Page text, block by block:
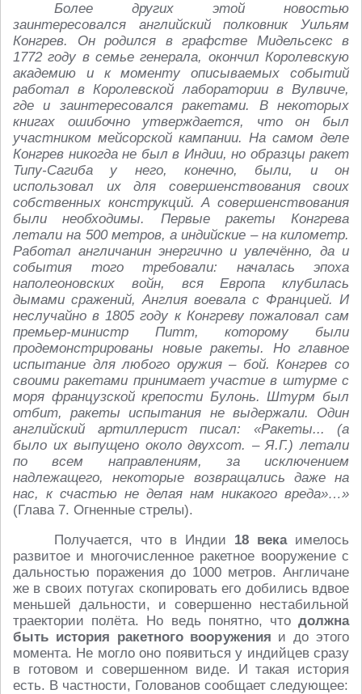
Более других этой новостью
заинтересовался английский полковник Уильям
Конгрев. Он родился в графстве Мидельсекс в
1772 году в семье генерала, окончил Королевскую
академию и к моменту описываемых событий
работал в Королевской лаборатории в Вулвиче,
где и заинтересовался ракетами. В некоторых
книгах ошибочно утверждается, что он был
участником мейсорской кампании. На самом деле
Конгрев никогда не был в Индии, но образцы ракет
Типу-Сагиба у него, конечно, были, и он
использовал их для совершенствования своих
собственных конструкций. А совершенствования
были необходимы. Первые ракеты Конгрева
летали на 500 метров, а индийские – на километр.
Работал англичанин энергично и увлечённо, да и
события того требовали: началась эпоха
наполеоновских войн, вся Европа клубилась
дымами сражений, Англия воевала с Францией. И
неслучайно в 1805 году к Конгреву пожаловал сам
премьер-министр Питт, которому были
продемонстрированы новые ракеты. Но главное
испытание для любого оружия – бой. Конгрев со
своими ракетами принимает участие в штурме с
моря французской крепости Булонь. Штурм был
отбит, ракеты испытания не выдержали. Один
английский артиллерист писал: «Ракеты... (а
было их выпущено около двухсот. – Я.Г.) летали
по всем направлениям, за исключением
надлежащего, некоторые возвращались даже на
нас, к счастью не делая нам никакого вреда»…»
(Глава 7. Огненные стрелы).
Получается, что в Индии 18 векаимелось
развитое и многочисленное ракетное вооружение с
дальностью поражения до 1000 метров. Англичане
же в своих потугах скопировать его добились вдвое
меньшей дальности, и совершенно нестабильной
траектории полёта. Но ведь понятно, что должна
быть история ракетного вооружения и до этого
момента. Не могло оно появиться у индийцев сразу
в готовом и совершенном виде. И такая история
есть. В частности, Голованов сообщает следующее: